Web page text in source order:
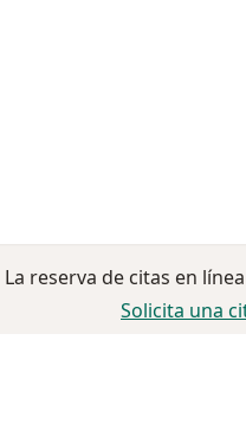
La reserva de citas en
Solicita una